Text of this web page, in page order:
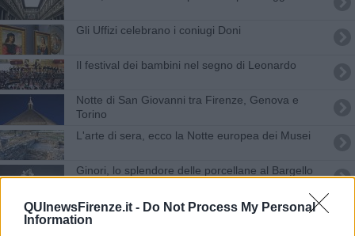
QUInewsFirenze.it - Do Not Process My Personal
Information
Gli Uffizi celebrano i coniugi Doni
Il festival dei bambini nel segno di Leonardo
Notte di San Giovanni tra Firenze, Genova e
Torino
L'arte di sera, ecco la Notte europea dei Musei
Ginori, lo splendore delle porcellane al Bargello
Jovanotti turista per una notte a Palazzo Vecchio